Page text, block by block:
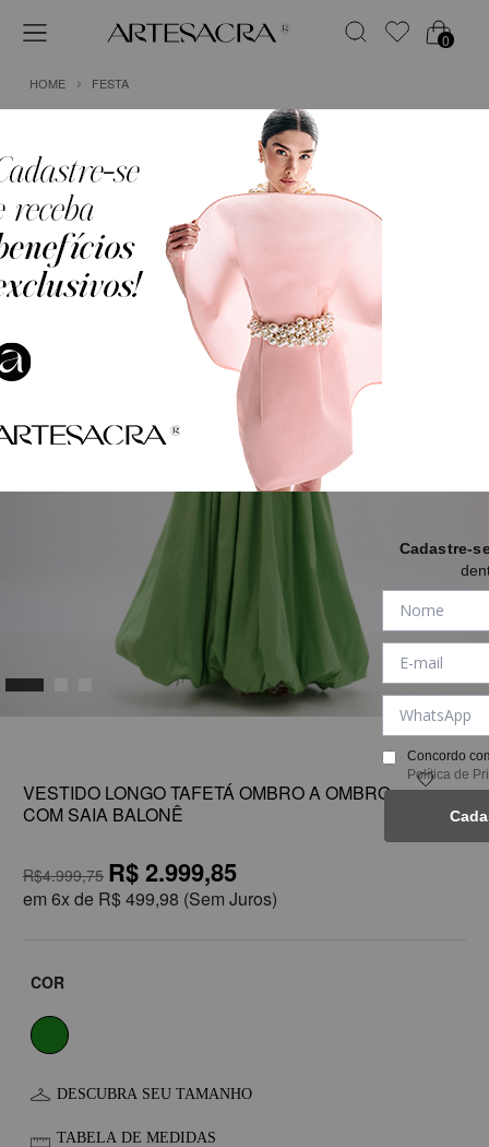
0
HOME FESTA
1
VESTIDO LONGO TAFETÁ OMBRO A OMBRO
COM SAIA BALONÊ
R$4.999,75 R$ 2.999,85
em 6x de R$ 499,98 (Sem Juros)
COR
DESCUBRA SEU TAMANHO
TABELA DE MEDIDAS
Cadastre-
Concordo
Política de